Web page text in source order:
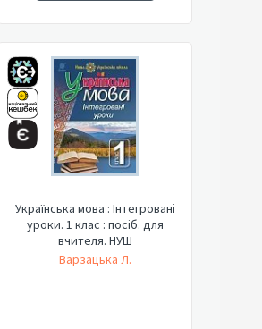
Українська мова : Інтегровані
уроки. 1 клас : посіб. для
вчителя. НУШ
Варзацька Л.